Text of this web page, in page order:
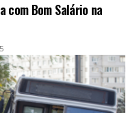
com Bom Salário na